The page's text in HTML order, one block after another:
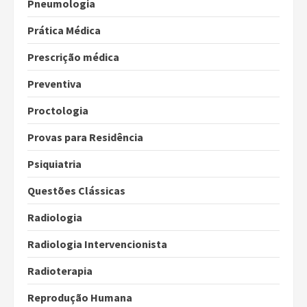
Pneumologia
Prática Médica
Prescrição médica
Preventiva
Proctologia
Provas para Residência
Psiquiatria
Questões Clássicas
Radiologia
Radiologia Intervencionista
Radioterapia
Reprodução Humana